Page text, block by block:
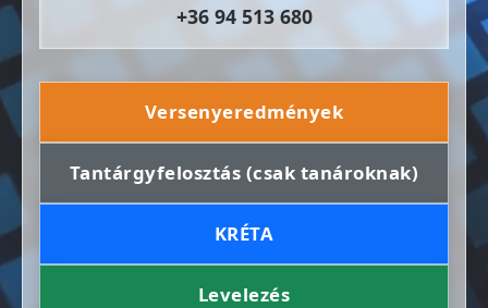
+36 94 513 680
Versenyeredmények
Tantárgyfelosztás (csak tanároknak)
KRÉTA
Levelezés